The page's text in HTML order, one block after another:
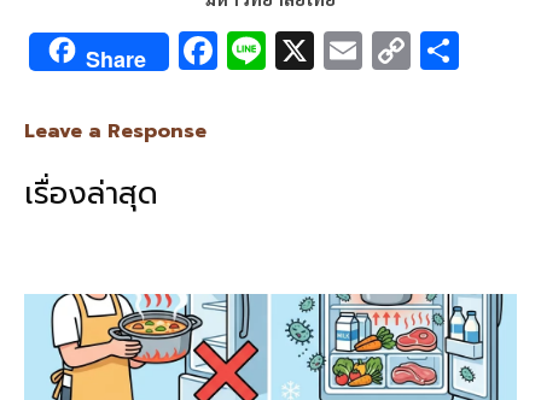
Share F
k
Li X E C
Leave a Response
เรื่องล่าสุด